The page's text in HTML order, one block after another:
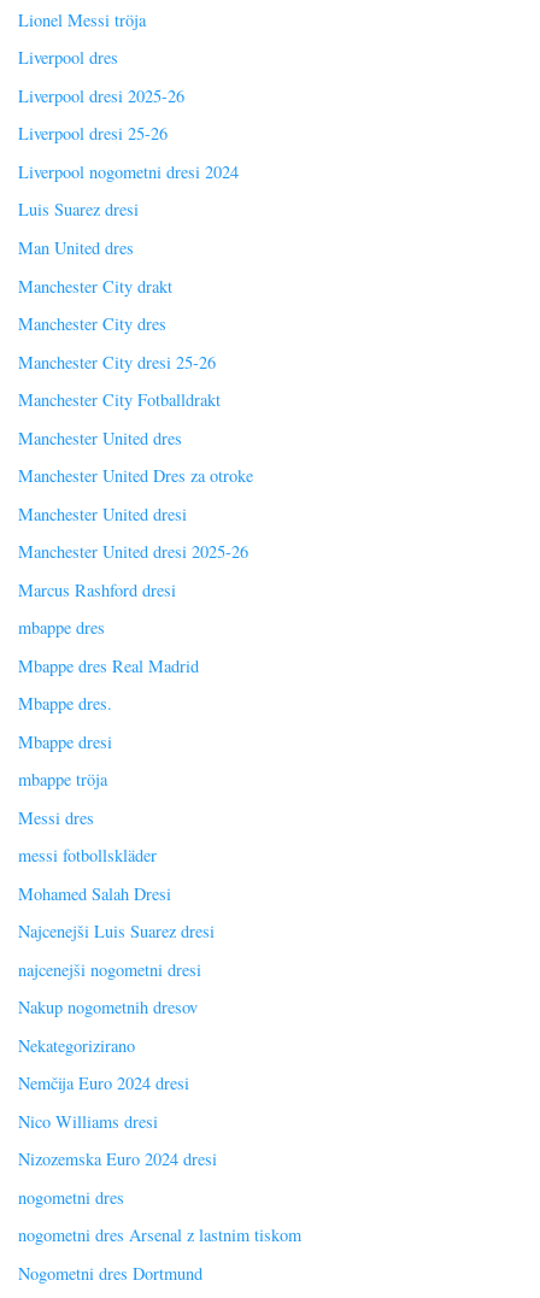
Lionel Messi tröja
Liverpool dres
Liverpool dresi 2025-26
Liverpool dresi 25-26
Liverpool nogometni dresi 2024
Luis Suarez dresi
Man United dres
Manchester City drakt
Manchester City dres
Manchester City dresi 25-26
Manchester City Fotballdrakt
Manchester United dres
Manchester United Dres za otroke
Manchester United dresi
Manchester United dresi 2025-26
Marcus Rashford dresi
mbappe dres
Mbappe dres Real Madrid
Mbappe dres.
Mbappe dresi
mbappe tröja
Messi dres
messi fotbollskläder
Mohamed Salah Dresi
Najcenejši Luis Suarez dresi
najcenejši nogometni dresi
Nakup nogometnih dresov
Nekategorizirano
Nemčija Euro 2024 dresi
Nico Williams dresi
Nizozemska Euro 2024 dresi
nogometni dres
nogometni dres Arsenal z lastnim tiskom
Nogometni dres Dortmund